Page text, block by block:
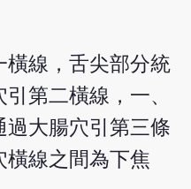
橫線，舌尖部分統
第二橫線，一、
過大腸穴引第三條
橫線之間為下焦